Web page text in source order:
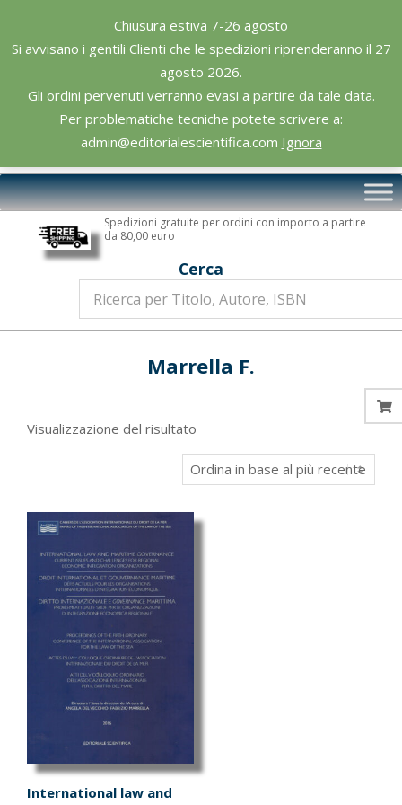
Chiusura estiva 7-26 agosto
Si avvisano i gentili Clienti che le spedizioni riprenderanno il 27
agosto 2026.
Gli ordini pervenuti verranno evasi a partire da tale data.
Per problematiche tecniche potete scrivere a:
admin@editorialescientifica.com Ignora
content
Editoriale
Scientifica
Primary
Navigation
Spedizioni gratuite per ordini con importo a partire
da 80,00 euro
Cerca
Marrella F.
Visualizzazione del risultato
International law and